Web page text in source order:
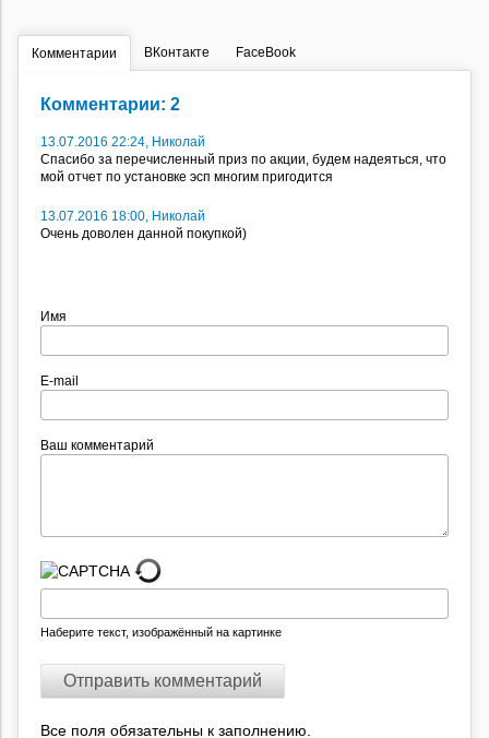
Комментарии ВКонтакте FaceBook
Комментарии: 2
13.07.2016 22:24, Николай
Спасибо за перечисленный приз по акции, будем надеяться, что
мой отчет по установке эсп многим пригодится
13.07.2016 18:00, Николай
Очень доволен данной покупкой)
Имя
E-mail
Ваш комментарий
Наберите текст, изображённый на картинке
Все поля обязательны к заполнению.